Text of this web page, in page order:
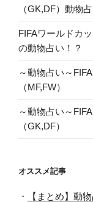
（GK,DF）動物
FIFAワールドカ
の動物占い！？
～動物占い～
（MF,FW）
～動物占い～
（GK,DF）
オススメ記事
・
【まとめ】動